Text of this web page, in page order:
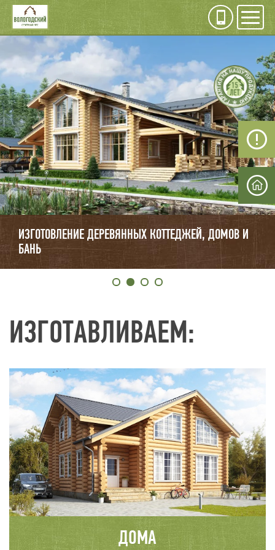
Инфо
ИЗГОТОВЛЕНИЕ
ДЕРЕВЯННЫХ
КОТЕДЖЕЙ, ДОМОВ,
БАНЬ
ИЗГОТОВЛЕНИЕ ДЕРЕВЯННЫХ КОТТЕДЖЕЙ, ДОМОВ И
БАНЬ
ИЗГОТАВЛИВАЕМ:
ДОМА